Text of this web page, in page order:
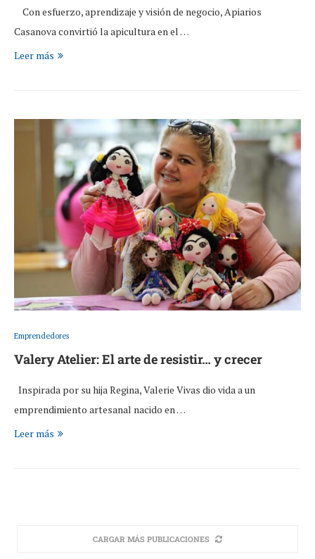
Con esfuerzo, aprendizaje y visión de negocio, Apiarios
Casanova convirtió la apicultura en el …
Leer más
Emprendedores
Valery Atelier: El arte de resistir… y crecer
Inspirada por su hija Regina, Valerie Vivas dio vida a un
emprendimiento artesanal nacido en …
Leer más
CARGAR MÁS PUBLICACIONES